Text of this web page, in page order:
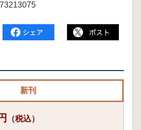
新刊
（税込）